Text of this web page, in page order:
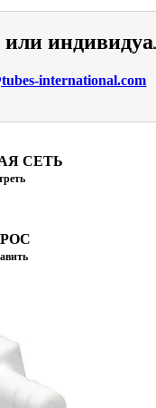
international.com
СЕТЬ